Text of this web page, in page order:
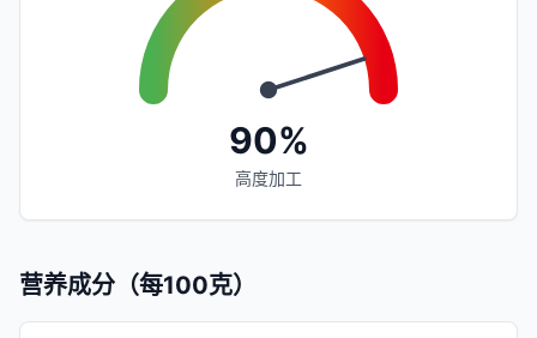
90%
高度加工
营养成分（每100克）